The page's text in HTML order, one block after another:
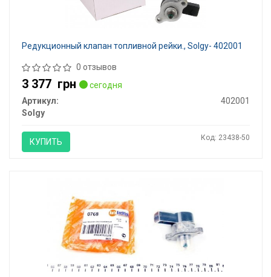
Редукционный клапан топливной рейки., Solgy- 402001
0 отзывов
3 377 грн
сегодня
Артикул:
402001
Solgy
КУПИТЬ Код: 23438-50